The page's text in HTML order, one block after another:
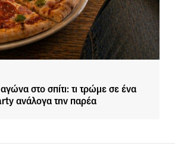
στο σπίτι: τι τρώμε σε ένα
ανάλογα την παρέα